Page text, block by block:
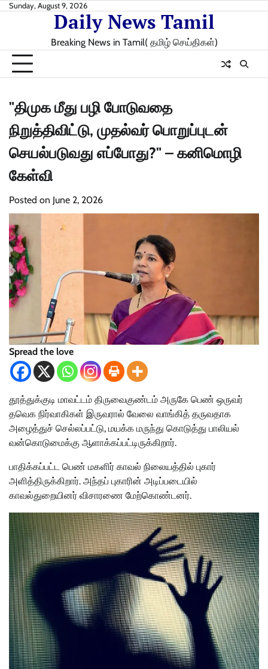
SkipSunday, August 9, 2026
Daily News Tamil
Breaking News in Tamil( தமிழ் செய்திகள்)
"திமுக மீது பழி போடுவதை
நிறுத்திவிட்டு, முதல்வர் பொறுப்புடன்
செயல்படுவது எப்போது?" – கனிமொழி
கேள்வி
Posted on June 2, 2026
Spread the love
தூத்துக்குடி மாவட்டம் திருவைகுண்டம் அருகே பெண் ஒருவர்
தவெக நிர்வாகிகள் இருவரால் வேலை வாங்கித் தருவதாக
அழைத்துச் செல்லப்பட்டு, மயக்க மருந்து கொடுத்து பாலியல்
வன்கொடுமைக்கு ஆளாக்கப்பட்டிருக்கிறார்.
பாதிக்கப்பட்ட பெண் மகளிர் காவல் நிலையத்தில் புகார்
அளித்திருக்கிறார். அந்தப் புகாரின் அடிப்படையில்
காவல்துறையினர் விசாரணை மேற்கொண்டனர்.